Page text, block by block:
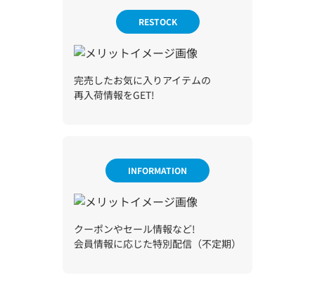
RESTOCK
完売したお気に入りアイテムの
再入荷情報をGET!
INFORMATION
クーポンやセール情報など!
会員情報に応じた特別配信（不定期）